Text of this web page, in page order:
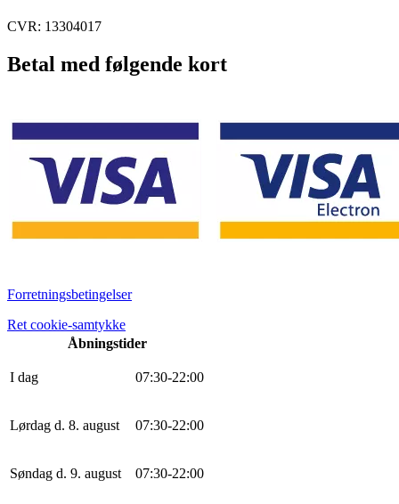
CVR: 13304017
Betal med følgende kort
Forretningsbetingelser
Ret cookie-samtykke
Åbningstider
I dag 07:30-22:00
Lørdag d. 8. august 07:30-22:00
Søndag d. 9. august 07:30-22:00